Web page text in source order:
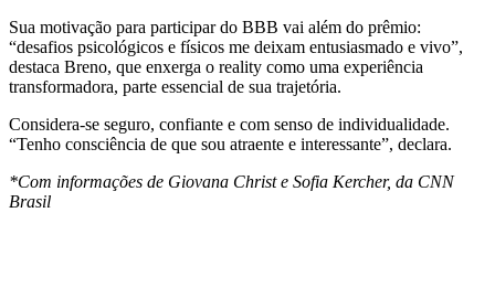
Sua motivação para participar do BBB vai além do prêmio:
“desafios psicológicos e físicos me deixam entusiasmado e vivo”,
destaca Breno, que enxerga o reality como uma experiência
transformadora, parte essencial de sua trajetória.
Considera-se seguro, confiante e com senso de individualidade.
“Tenho consciência de que sou atraente e interessante”, declara.
*Com informações de Giovana Christ e Sofia Kercher, da CNN
Brasil